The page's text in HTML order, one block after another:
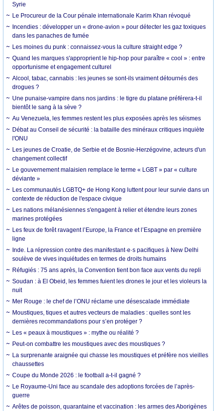
Syrie
Le Procureur de la Cour pénale internationale Karim Khan révoqué
Incendies : développer un « drone-avion » pour détecter les gaz toxiques
dans les panaches de fumée
Les moines du punk : connaissez-vous la culture straight edge ?
Quand les marques s'approprient le hip-hop pour paraître « cool » : entre
opportunisme et engagement culturel
Alcool, tabac, cannabis : les jeunes se sont-ils vraiment détournés des
drogues ?
Une punaise-vampire dans nos jardins : le tigre du platane préférera-t-il
bientôt le sang à la sève ?
Au Venezuela, les femmes restent les plus exposées après les séismes
Débat au Conseil de sécurité : la bataille des minéraux critiques inquiète
l'ONU
Les jeunes de Croatie, de Serbie et de Bosnie-Herzégovine, acteurs d'un
changement collectif
Le gouvernement malaisien remplace le terme « LGBT » par « culture
déviante »
Les communautés LGBTQ+ de Hong Kong luttent pour leur survie dans un
contexte de réduction de l'espace civique
Les nations mélanésiennes s'engagent à relier et étendre leurs zones
marines protégées
Les feux de forêt ravagent l’Europe, la France et l’Espagne en première
ligne
Inde. La répression contre des manifestant·e·s pacifiques à New Delhi
soulève de vives inquiétudes en termes de droits humains
Réfugiés : 75 ans après, la Convention tient bon face aux vents du repli
Soudan : à El Obeid, les femmes fuient les drones le jour et les violeurs la
nuit
Mer Rouge : le chef de l’ONU réclame une désescalade immédiate
Moustiques, tiques et autres vecteurs de maladies : quelles sont les
dernières recommandations pour s’en protéger ?
Les « peaux à moustiques » : mythe ou réalité ?
Peut-on combattre les moustiques avec des moustiques ?
La surprenante araignée qui chasse les moustiques et préfère nos vieilles
chaussettes
Coupe du Monde 2026 : le football a-t-il gagné ?
Le Royaume-Uni face au scandale des adoptions forcées de l’après-
guerre
Arêtes de poisson, quarantaine et vaccination : les armes des Aborigènes